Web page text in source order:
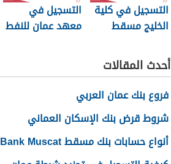
التسجيل في كلية
الخليج مسقط
التسجيل في
معهد عمان للنفط
أحدث المقالات
فروع بنك عمان العربي
شروط قرض بنك الإسكان العماني
أنواع حسابات بنك مسقط Bank Muscat